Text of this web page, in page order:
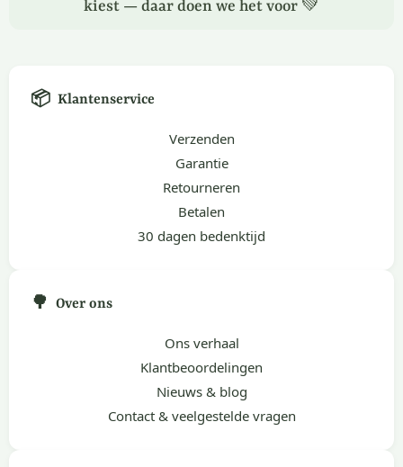
kiest — daar doen we het voor 💚
📦 Klantenservice
Verzenden
Garantie
Retourneren
Betalen
30 dagen bedenktijd
🌳 Over ons
Ons verhaal
Klantbeoordelingen
Nieuws & blog
Contact & veelgestelde vragen